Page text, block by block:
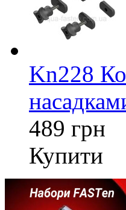
Kn228
489 грн
Купити